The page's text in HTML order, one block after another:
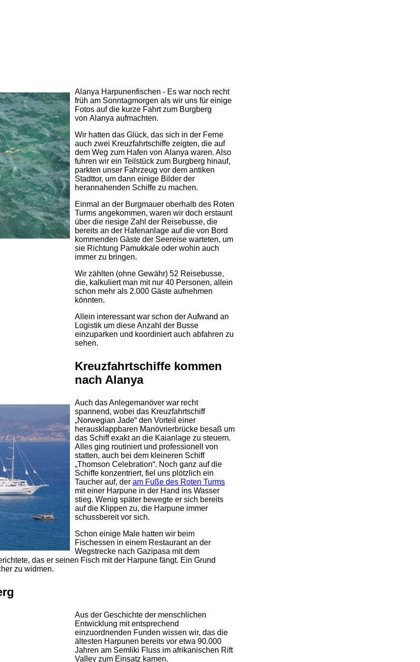
Alanya Harpunenfischen - Es war noch recht
früh am Sonntagmorgen als wir uns für einige
Fotos auf die kurze Fahrt zum Burgberg
von Alanya aufmachten.
Wir hatten das Glück, das sich in der Ferne
auch zwei Kreuzfahrtschiffe zeigten, die auf
dem Weg zum Hafen von Alanya waren. Also
fuhren wir ein Teilstück zum Burgberg hinauf,
parkten unser Fahrzeug vor dem antiken
Stadttor, um dann einige Bilder der
herannahenden Schiffe zu machen.
Einmal an der Burgmauer oberhalb des Roten
Turms angekommen, waren wir doch erstaunt
über die riesige Zahl der Reisebusse, die
bereits an der Hafenanlage auf die von Bord
kommenden Gäste der Seereise warteten, um
sie Richtung Pamukkale oder wohin auch
immer zu bringen.
Wir zählten (ohne Gewähr) 52 Reisebusse,
die, kalkuliert man mit nur 40 Personen, allein
schon mehr als 2.000 Gäste aufnehmen
könnten.
Allein interessant war schon der Aufwand an
Logistik um diese Anzahl der Busse
einzuparken und koordiniert auch abfahren zu
sehen.
Kreuzfahrtschiffe kommen
nach Alanya
Auch das Anlegemanöver war recht
spannend, wobei das Kreuzfahrtschiff
„Norwegian Jade“ den Vorteil einer
herausklappbaren Manövrierbrücke besaß um
das Schiff exakt an die Kaianlage zu steuern.
Alles ging routiniert und professionell von
statten, auch bei dem kleineren Schiff
„Thomson Celebration“. Noch ganz auf die
Schiffe konzentriert, fiel uns plötzlich ein
Taucher auf, der am Fuße des Roten Turms
mit einer Harpune in der Hand ins Wasser
stieg. Wenig später bewegte er sich bereits
auf die Klippen zu, die Harpune immer
schussbereit vor sich.
Schon einige Male hatten wir beim
Fischessen in einem Restaurant an der
Wegstrecke nach Gazipasa mit dem
das er seinen Fisch mit der Harpune fängt. Ein Grund
zu widmen.
Aus der Geschichte der menschlichen
Entwicklung mit entsprechend
einzuordnenden Funden wissen wir, das die
ältesten Harpunen bereits vor etwa 90.000
Jahren am Semliki Fluss im afrikanischen Rift
Valley zum Einsatz kamen.